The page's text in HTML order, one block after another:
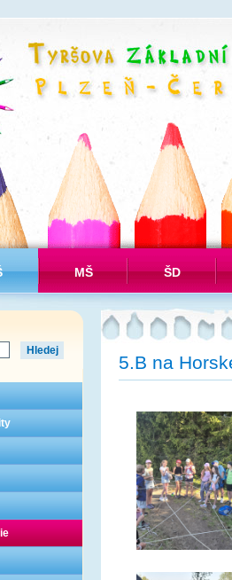
MŠ ŠD
5.B na